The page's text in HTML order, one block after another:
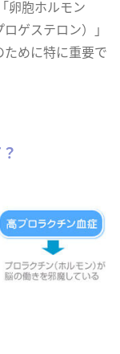
卵胞ホルモン
ゲステロン）」
めに特に重要で